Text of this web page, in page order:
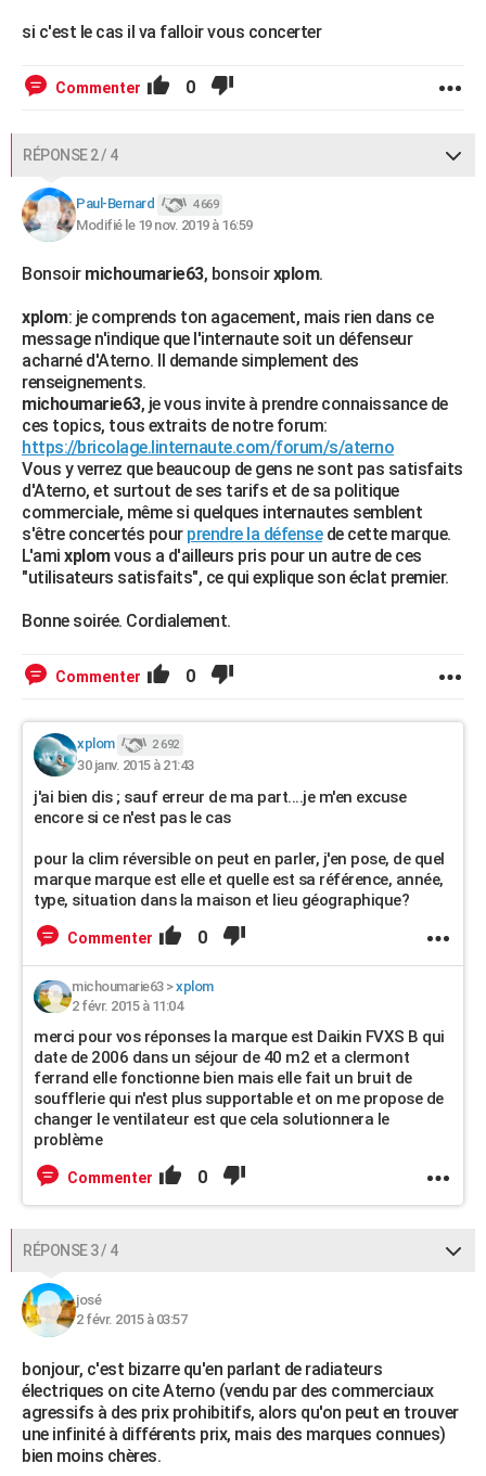
si c'est le cas il va falloir vous concerter
Commenter 0
RÉPONSE 2 / 4
Paul-Bernard 4 669
Modifié le 19 nov. 2019 à 16:59
Bonsoir michoumarie63, bonsoirxplom.
xplom: je comprends ton agacement, mais rien dans ce
message n'indique que l'internaute soit un défenseur
acharné d'Aterno. Il demande simplement des
renseignements.
michoumarie63, je vous invite à prendre connaissance de
ces topics, tous extraits de notre forum:
https://bricolage.linternaute.com/forum/s/aterno
Vous y verrez que beaucoup de gens ne sont pas satisfaits
d'Aterno, et surtout de ses tarifs et de sa politique
commerciale, même si quelques internautes semblent
s'être concertés pour prendre la défensede cette marque.
L'ami xplomvous a d'ailleurs pris pour un autre de ces
"utilisateurs satisfaits", ce qui explique son éclat premier.
Bonne soirée. Cordialement.
Commenter 0
xplom 2 692
30 janv. 2015 à 21:43
j'ai bien dis ; sauf erreur de ma part....je m'en excuse
encore si ce n'est pas le cas
pour la clim réversible on peut en parler, j'en pose, de quel
marque marque est elle et quelle est sa référence, année,
type, situation dans la maison et lieu géographique?
Commenter 0
michoumarie63>xplom
2 févr. 2015 à 11:04
merci pour vos réponses la marque est Daikin FVXS B qui
date de 2006 dans un séjour de 40 m2 et a clermont
ferrand elle fonctionne bien mais elle fait un bruit de
soufflerie qui n'est plus supportable et on me propose de
changer le ventilateur est que cela solutionnera le
problème
Commenter 0
RÉPONSE 3 / 4
josé
2 févr. 2015 à 03:57
bonjour, c'est bizarre qu'en parlant de radiateurs
électriques on cite Aterno (vendu par des commerciaux
agressifs à des prix prohibitifs, alors qu'on peut en trouver
une infinité à différents prix, mais des marques connues)
bien moins chères.